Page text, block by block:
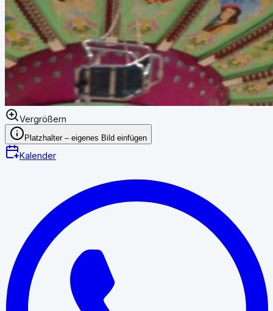
Vergrößern
Platzhalter – eigenes Bild einfügen
Kalender